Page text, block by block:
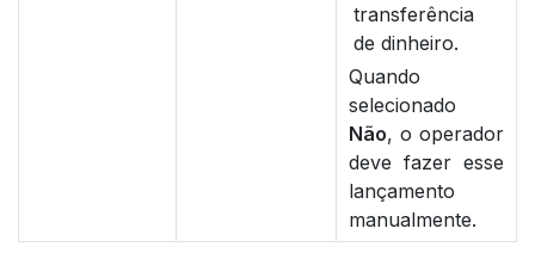
transferência
de dinheiro.
Quando
selecionado
Não, o operador
deve fazer esse
lançamento
manualmente.